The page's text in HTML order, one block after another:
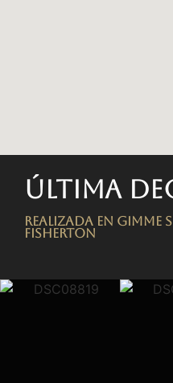
Última
Realizada en Gimme
FISHERTON